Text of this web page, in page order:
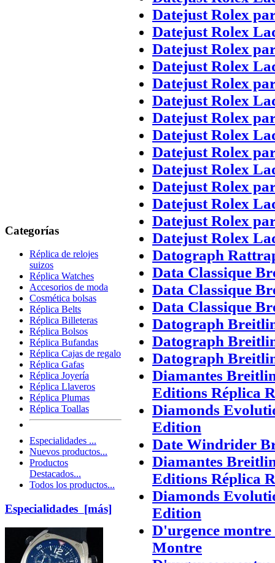
Categorías
Réplica de relojes
suizos
Réplica Watches
Accesorios de moda
Cosmética bolsas
Réplica Belts
Réplica Billeteras
Réplica Bolsos
Réplica Bufandas
Réplica Cajas de regalo
Réplica Gafas
Réplica Joyería
Réplica Llaveros
Réplica Plumas
Réplica Toallas
Especialidades ...
Nuevos productos...
Productos
Destacados...
Todos los productos...
Especialidades [más]
Datejust Rolex
Datejust Rolex
Datejust Rolex
Datejust Rolex
Datejust Rolex
Datejust Rolex
Datejust Rolex
Datejust Rolex
Datejust Rolex
Datejust Rolex
Datejust Rolex
Datejust Rolex
Datejust Rolex
Datejust Rolex
Datograph
Data Classique
Data Classique
Data Classique
Datograph
Datograph
Datograph
Diamantes
Editions Réplica
Diamonds
Edition
Date Windrider
Diamantes
Editions Réplica
Diamonds
Edition
D'urgence
Montre